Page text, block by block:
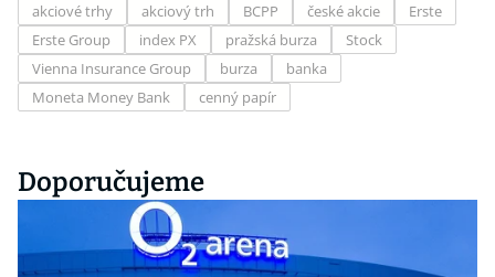
akciové trhy akciový trh BCPP české akcie
Erste
Erste Group
index PX pražská burza
Stock
Vienna Insurance Group
burza
banka
Moneta Money Bank
cenný papír
Doporučujeme